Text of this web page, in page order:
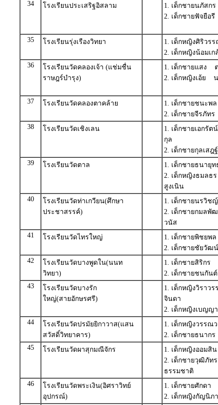
34 โรงเรียนประเสริฐอิสลาม
1. เด็กชายนภัสก
2. เด็กชายฟัจยือ
35 โรงเรียนรุ่งเรืองวิทยา
1. เด็กหญิงศิริว
2. เด็กหญิงน้อมเ
36
โรงเรียนวัดคลองเจ้า (แช่มชื่น
ราษฎร์บำรุง)
1. เด็กชายแสง
2. เด็กหญิงเอ้ย
37 โรงเรียนวัดคลองตาคล้าย
1. เด็กชายชนะ
2. เด็กชายจีรภัท
38
โรงเรียนวัดเชิงเลน
1. เด็กชายเอกรั
กุล
2. เด็กชายกุลเส
39
โรงเรียนวัดตาล
1. เด็กชายธนายุ
2. เด็กหญิงธมล
สูงเนิน
40
โรงเรียนวัดท่าเกวียน(ศึกษา
ประชาสรรค์)
1. เด็กชายนรวิ
2. เด็กชายกมล
วนัส
41
โรงเรียนวัดไทรใหญ่
1. เด็กชายพิชย
2. เด็กชายชัยวั
42
โรงเรียนวัดบางพูดใน(นนท
วิทยา)
1. เด็กชายสิริกร
2. เด็กชายชนกั
43
โรงเรียนวัดบางรัก
ใหญ่(สายอักษรศรี)
1. เด็กหญิงวิรา
จินดา
2. เด็กหญิงเบญ
44
โรงเรียนวัดปรมัยยิกาวาส(แสน
สวัสดิ์วิทยาคาร)
1. เด็กหญิงวรร
2. เด็กชายธนาก
45
โรงเรียนวัดผาสุกมณีจักร
1. เด็กหญิงออม
2. เด็กชายวุฒิภั
ธรรมชาติ
46
โรงเรียนวัดพระเงิน(อิศราวิทย์
อุปกรณ์)
1. เด็กชายศักด
2. เด็กหญิงกัญนิ